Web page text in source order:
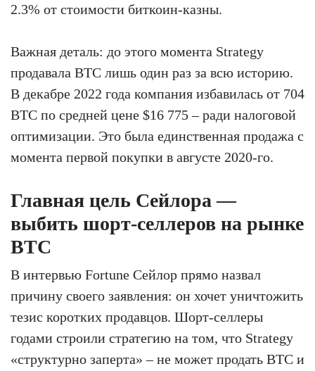
2.3% от стоимости биткоин-казны.
Важная деталь: до этого момента Strategy
продавала BTC лишь один раз за всю историю.
В декабре 2022 года компания избавилась от 704
BTC по средней цене $16 775 – ради налоговой
оптимизации. Это была единственная продажа с
момента первой покупки в августе 2020-го.
Главная цель Сейлора —
выбить шорт-селлеров на рынке
BTC
В интервью Fortune Сейлор прямо назвал
причину своего заявления: он хочет уничтожить
тезис коротких продавцов. Шорт-селлеры
годами строили стратегию на том, что Strategy
«структурно заперта» – не может продать BTC и